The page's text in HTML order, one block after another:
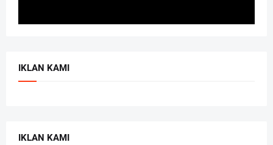
IKLAN KAMI
IKLAN KAMI